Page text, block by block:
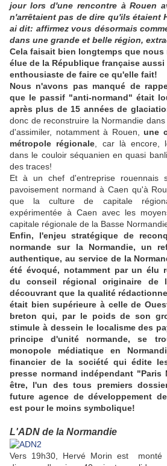
jour lors d'une rencontre à Rouen
n'arrêtaient pas de dire qu'ils étaient
ai dit: affirmez vous désormais
dans une grande et belle région,
Cela faisait bien longtemps que
élue de la République française aussi
enthousiaste de faire ce qu'elle fait!
Nous n'avons pas manqué de
que le passif "anti-normand" était
après plus de 15 années de
donc de reconstruire la Normandie
d'assimiler, notamment à Rouen,une
métropole régionale , car là encore,
dans le couloir séquanien en quasi
des traces!
Et à un chef d'entreprise rouennais
pavoisement normand à Caen qu'à
que la culture de capitale
expérimentée à Caen avec les
capitale régionale de la Basse
Enfin, l'enjeu stratégique de
normande sur la Normandie, un
authentique, au service de la
été évoqué, notamment par un élu
du conseil régional
originaire de
découvrant que la qualité
était bien supérieure à celle de
breton qui, par le poids de son
stimule à dessein le localisme des
principe d'unité normande, se
monopole médiatique en
financier de la société qui édite
presse normand indépendant "Paris
être, l'un des tous premiers
future agence de développement
est pour le moins symbolique!
L'ADN de la Normandie
Vers 19h30, Hervé Morin est